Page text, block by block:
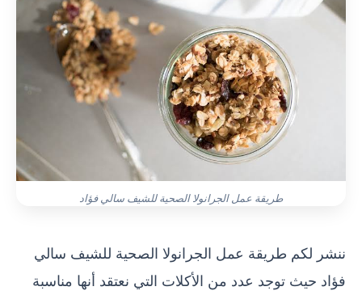
طريقة عمل الجرانولا الصحية للشيف سالي فؤاد
ننشر لكم طريقة عمل الجرانولا الصحية للشيف سالي
فؤاد حيث توجد عدد من الأكلات التي نعتقد أنها مناسبة